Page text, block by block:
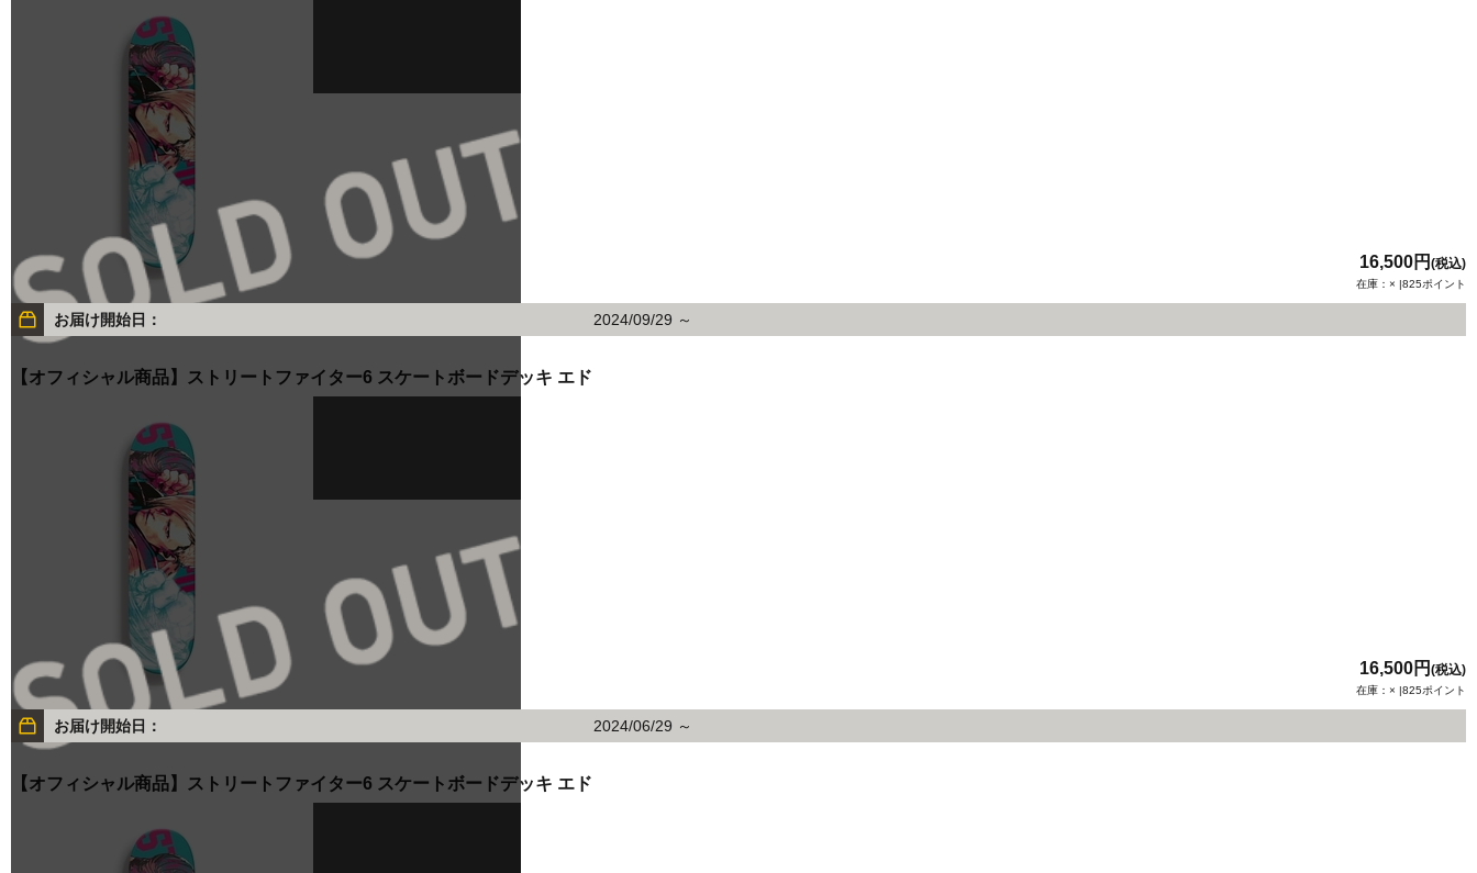
16,500円 (税込)
在庫：× |825ポイント
お届け開始日： 2024/09/29 ～
【オフィシャル商品】ストリートファイター6 スケートボードデッキ エド
16,500円 (税込)
在庫：× |825ポイント
お届け開始日： 2024/06/29 ～
【オフィシャル商品】ストリートファイター6 スケートボードデッキ エド